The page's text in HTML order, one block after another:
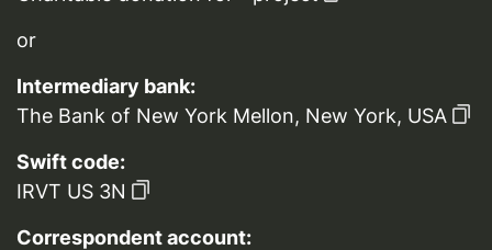
or
Intermediary bank:
The Bank of New York Mellon, New York, USA
Swift code:
IRVT US 3N
Correspondent account: